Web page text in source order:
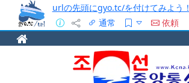
urlの先頭にgyo.tc/を付けてみよう！
通常
依頼